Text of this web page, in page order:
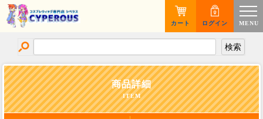
MENU
ログイン
カート
商品詳細
ITEM